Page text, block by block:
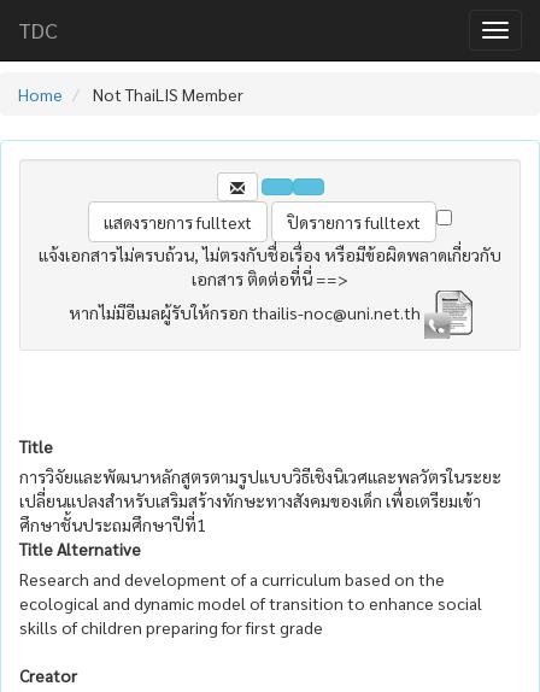
TDC
Home Not ThaiLIS Member
แจ้งเอกสารไม่ครบถ้วน, ไม่ตรงกับชื่อเรื่อง หรือมีข้อผิดพลาดเกี่ยวกับ
เอกสาร ติดต่อที่นี่ ==>
หากไม่มีอีเมลผู้รับให้กรอก thailis-noc@uni.net.th
Title
การวิจัยและพัฒนาหลักสูตรตามรูปแบบวิธีเชิงนิเวศและพลวัตรในระยะ
เปลี่ยนแปลงสำหรับเสริมสร้างทักษะทางสังคมของเด็ก เพื่อเตรียมเข้า
ศึกษาชั้นประถมศึกษาปีที่1
Title Alternative
Research and development of a curriculum based on the
ecological and dynamic model of transition to enhance social
skills of children preparing for first grade
Creator